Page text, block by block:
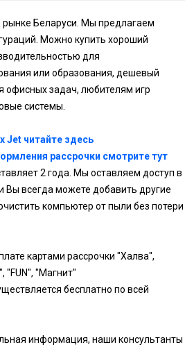
Беларуси. Мы предлагаем
Можно купить хороший
для
или образования, дешевый
офисных задач, любителям игр
системы.
Jet читайте здесь
рассрочки смотрите тут
2 года. Мы оставляем доступ в
Вы всегда можете добавить другие
компьютер от пыли без потери
картами рассрочки "Халва",
"FUN", "Магнит"
бесплатно по всей
информация, наши консультанты